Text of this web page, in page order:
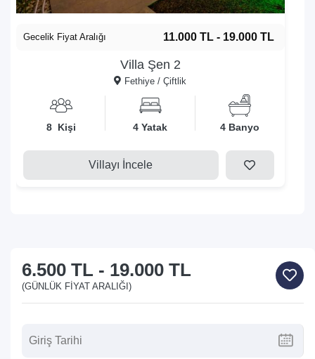
Villa Şen 2
Fethiye / Çiftlik
Gecelik Fiyat Aralığı 11.000 TL - 19.000 TL
8 Kişi 4 Yatak 4 Banyo
Villayı İncele
6.500 TL - 19.000 TL
(GÜNLÜK FIYAT ARALIĞI)